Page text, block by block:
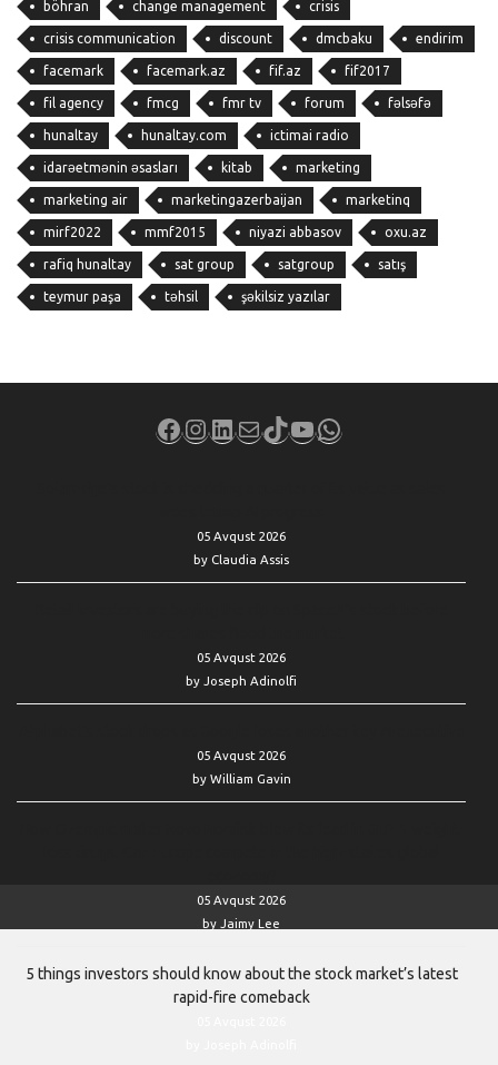
böhran change management crisis
crisis communication discount dmcbaku endirim
facemark facemark.az fif.az fif2017
fil agency fmcg fmr tv forum fəlsəfə
hunaltay hunaltay.com ictimai radio
idarəetmənin əsasları kitab marketing
marketing air marketingazerbaijan marketinq
mirf2022 mmf2015 niyazi abbasov oxu.az
rafiq hunaltay sat group satgroup satış
teymur paşa təhsil şəkilsiz yazılar
Facebook
Instagram
LinkedIn
MailTikTok
YouTube
WhatsApp
05 Avqust 2026
by Claudia Assis
05 Avqust 2026
by Joseph Adinolfi
05 Avqust 2026
by William Gavin
05 Avqust 2026
by Jaimy Lee
5 things investors should know about the stock market’s latest
rapid-fire comeback